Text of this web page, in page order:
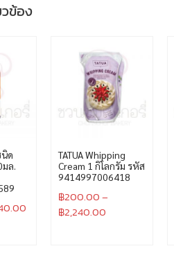
ข้อง
ด
ล.
TATUA Whipping
Cream 1 กิโลกรัม รหัส
9414997006418
฿200.00–
฿2,240.00